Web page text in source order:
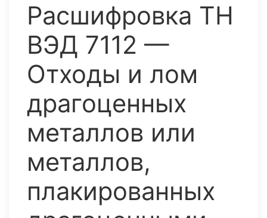
Расшифровка ТН
ВЭД 7112 —
Отходы и лом
драгоценных
металлов или
металлов,
плакированных